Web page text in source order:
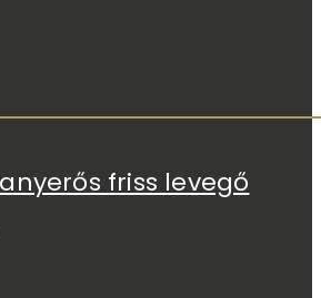
friss levegő